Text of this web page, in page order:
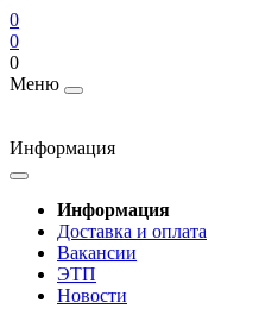
0
0
0
Меню
Информация
Информация
Доставка и оплата
Вакансии
ЭТП
Новости